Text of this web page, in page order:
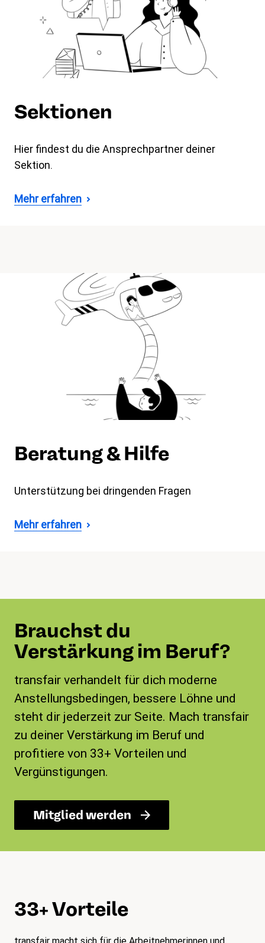
Sektionen
Hier findest du die Ansprechpartner deiner
Sektion.
Mehr erfahren
Beratung & Hilfe
Unterstützung bei dringenden Fragen
Mehr erfahren
Brauchst du
Verstärkung im Beruf?
transfair verhandelt für dich moderne
Anstellungsbedingen, bessere Löhne und
steht dir jederzeit zur Seite. Mach transfair
zu deiner Verstärkung im Beruf und
profitiere von 33+ Vorteilen und
Vergünstigungen.
Mitglied werden
33+ Vorteile